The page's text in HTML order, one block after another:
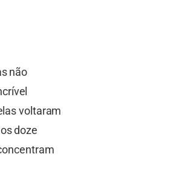
não
voltaram
doze